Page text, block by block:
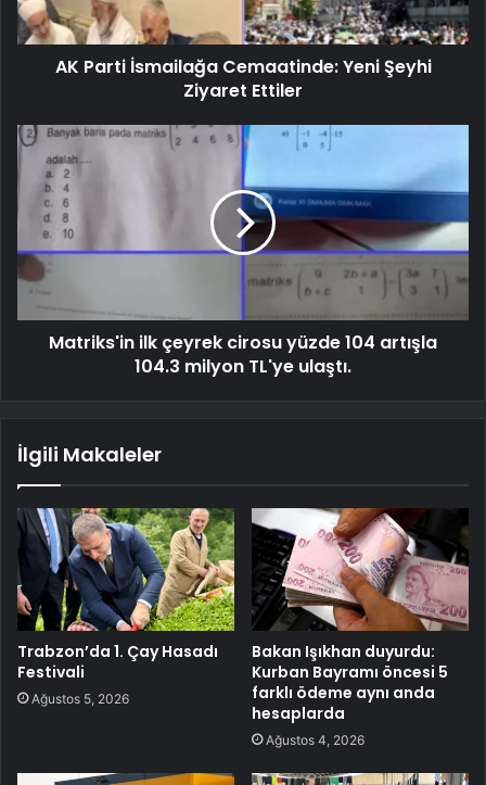
AK Parti İsmailağa Cemaatinde: Yeni Şeyhi
Ziyaret Ettiler
Matriks'in ilk çeyrek cirosu yüzde 104 artışla
104.3 milyon TL'ye ulaştı.
İlgili Makaleler
Trabzon’da 1. Çay Hasadı
Festivali
Ağustos 5, 2026
Bakan Işıkhan duyurdu:
Kurban Bayramı öncesi 5
farklı ödeme aynı anda
hesaplarda
Ağustos 4, 2026